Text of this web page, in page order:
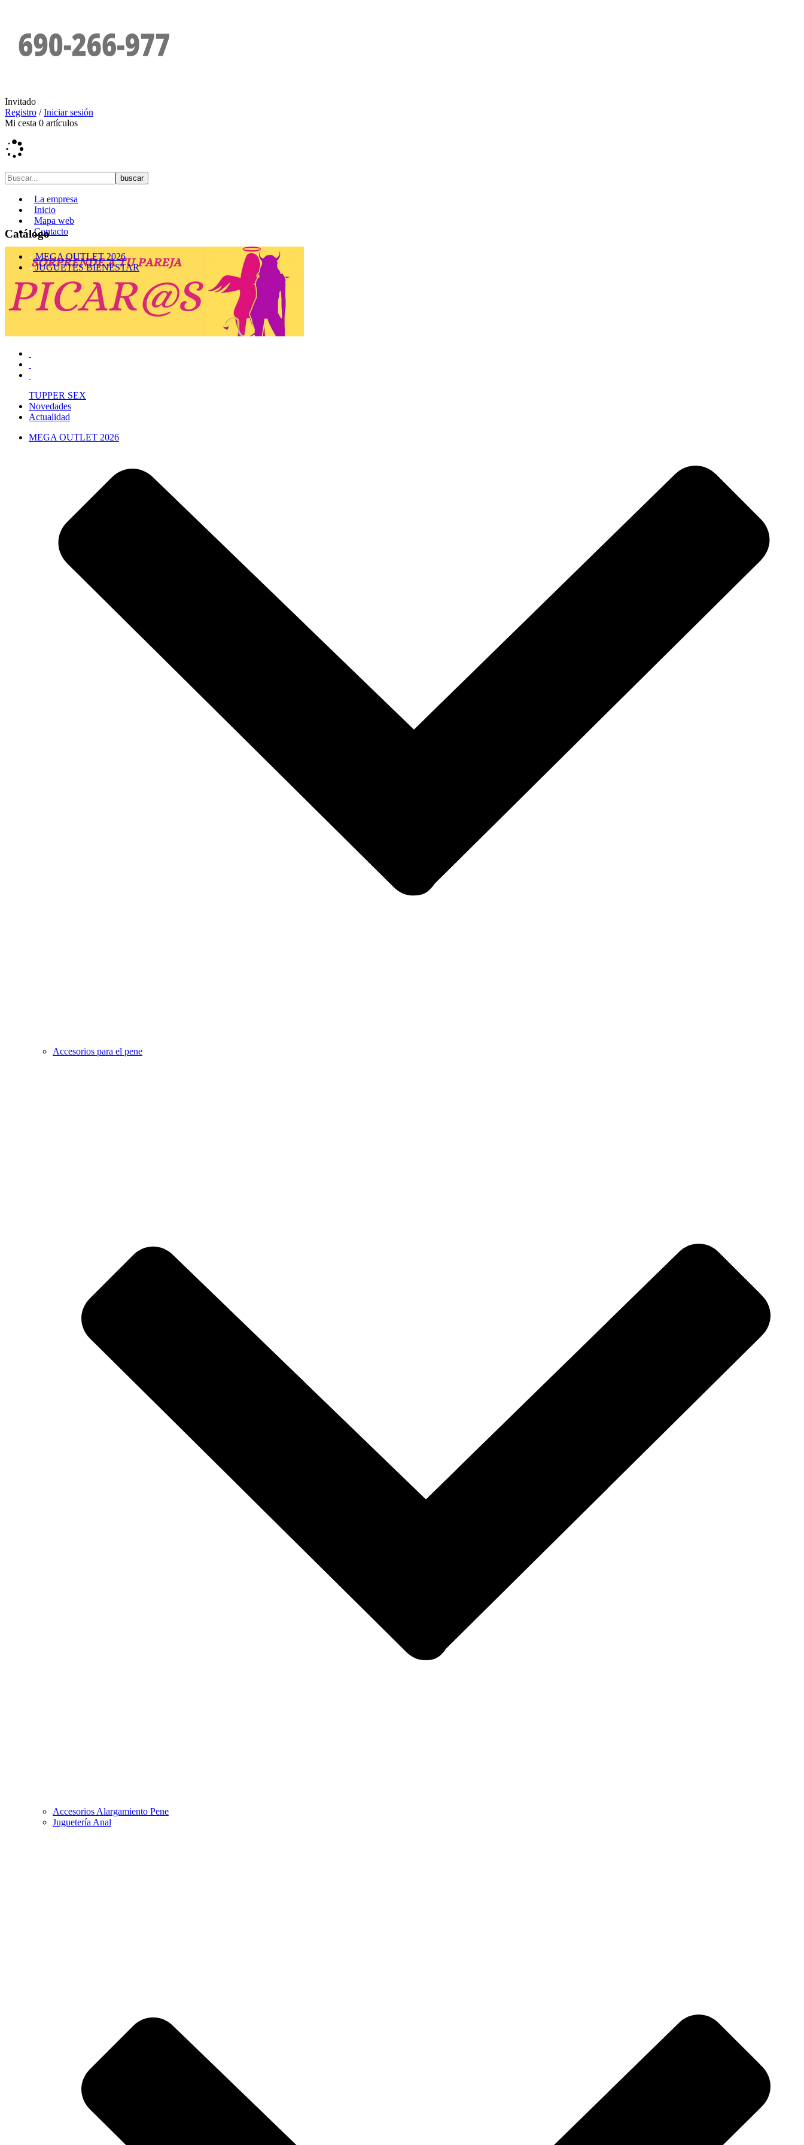
Invitado
Registro /Iniciar sesión
Mi cesta 0 artículos
La empresa
Inicio
Mapa web
Contacto
TUPPER SEX
Novedades
Actualidad
MEGA OUTLET 2026
Catálogo
MEGA OUTLET 2026
JUGUETES BIENESTAR
Accesorios para el pene
Accesorios Alargamiento Pene
Juguetería Anal